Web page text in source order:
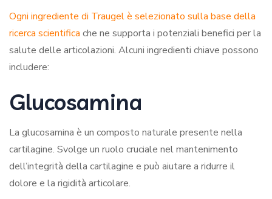
Ogni ingrediente di Traugel è selezionato sulla base della
ricerca scientifica che ne supporta i potenziali benefici per la
salute delle articolazioni. Alcuni ingredienti chiave possono
includere:
Glucosamina
La glucosamina è un composto naturale presente nella
cartilagine. Svolge un ruolo cruciale nel mantenimento
dell’integrità della cartilagine e può aiutare a ridurre il
dolore e la rigidità articolare.